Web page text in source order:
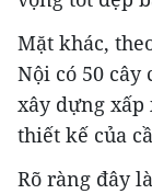
Mặt khác,
Nội có 50 cây
xây dựng xấp
thiết kế của
Rõ ràng đây